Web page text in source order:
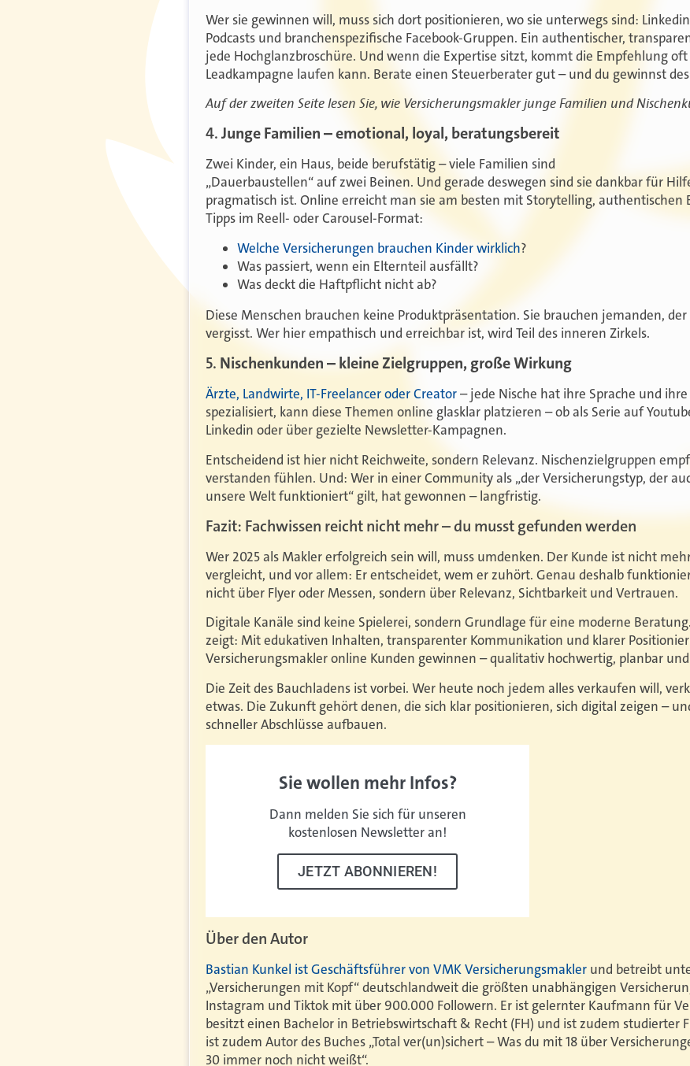
Wer sie gewinnen will, muss sich dort positionieren, wo sie unterwegs sind:
Podcasts und branchenspezifische Facebook-Gruppen. Ein authentischer,
jede Hochglanzbroschüre. Und wenn die Expertise sitzt, kommt die Empfehlung oft
Leadkampagne laufen kann. Berate einen Steuerberater gut – und du gewinnst
Auf der zweiten Seite lesen Sie, wie Versicherungsmakler junge Familien und
4.Junge Familien – emotional, loyal, beratungsbereit
Zwei Kinder, ein Haus, beide berufstätig – viele Familien sind
„Dauerbaustellen“ auf zwei Beinen. Und gerade deswegen sind sie dankbar für
pragmatisch ist. Online erreicht man sie am besten mit Storytelling, authentischen
Tipps im Reell- oder Carousel-Format:
Welche Versicherungen brauchen Kinder wirklich?
Was passiert, wenn ein Elternteil ausfällt?
Was deckt die Haftpflicht nicht ab?
Diese Menschen brauchen keine Produktpräsentation. Sie brauchen jemanden,
vergisst. Wer hier empathisch und erreichbar ist, wird Teil des inneren Zirkels.
5. Nischenkunden – kleine Zielgruppen, große Wirkung
Ärzte, Landwirte, IT-Freelancer oder Creator– jede Nische hat ihre Sprache und
spezialisiert, kann diese Themen online glasklar platzieren – ob als Serie auf
Linkedin oder über gezielte Newsletter-Kampagnen.
Entscheidend ist hier nicht Reichweite, sondern Relevanz. Nischenzielgruppen
verstanden fühlen. Und: Wer in einer Community als „der Versicherungstyp, der
unsere Welt funktioniert“ gilt, hat gewonnen – langfristig.
Fazit: Fachwissen reicht nicht mehr – du musst gefunden werden
Wer 2025 als Makler erfolgreich sein will, muss umdenken. Der Kunde ist nicht
vergleicht, und vor allem: Er entscheidet, wem er zuhört. Genau deshalb
nicht über Flyer oder Messen, sondern über Relevanz, Sichtbarkeit und Vertrauen.
Digitale Kanäle sind keine Spielerei, sondern Grundlage für eine moderne
zeigt: Mit edukativen Inhalten, transparenter Kommunikation und klarer
Versicherungsmakler online Kunden gewinnen – qualitativ hochwertig, planbar
Die Zeit des Bauchladens ist vorbei. Wer heute noch jedem alles verkaufen will,
etwas. Die Zukunft gehört denen, die sich klar positionieren, sich digital zeigen –
schneller Abschlüsse aufbauen.
Sie wollen mehr Infos?
Dann melden Sie sich für unseren
kostenlosen Newsletter an!
JETZT ABONNIEREN!
Über den Autor
Bastian Kunkel ist Geschäftsführer von VMK Versicherungsmakler und betreibt
„Versicherungen mit Kopf“ deutschlandweit die größten unabhängigen
Instagram und Tiktok mit über 900.000 Followern. Er ist gelernter Kaufmann für
besitzt einen Bachelor in Betriebswirtschaft & Recht (FH) und ist zudem studierter
ist zudem Autor des Buches „Total ver(un)sichert – Was du mit 18 über
30 immer noch nicht weißt“.